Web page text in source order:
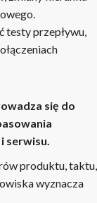
testy przepływu,
się do
serwisu.
produktu, taktu,
wyznacza